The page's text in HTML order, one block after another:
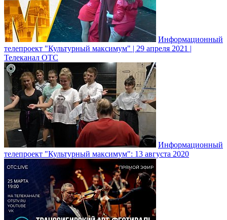
Информационный
телепроект "Культурный максимум" | 29 апреля 2021 |
Телеканал ОТС
Информационный
телепроект "Культурный максимум": 13 августа 2020